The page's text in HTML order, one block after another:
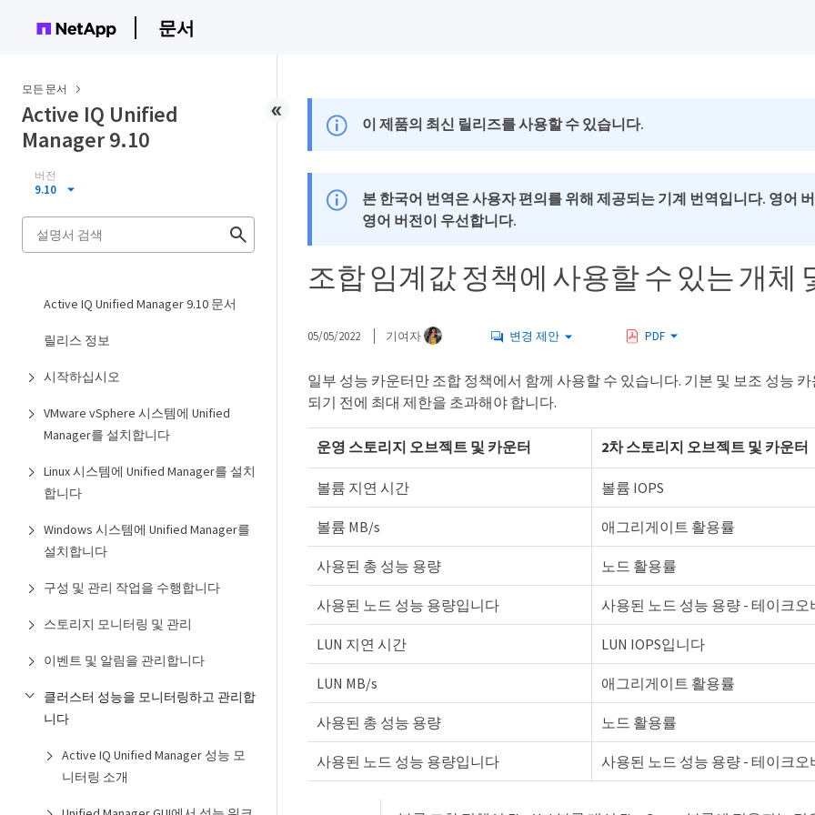
문서
모든 문서
Active IQ Unified
Manager 9.10
버전
9.10
Active IQ Unified Manager 9.10 문서
릴리스 정보
시작하십시오
VMware vSphere 시스템에 Unified
Manager를 설치합니다
Linux 시스템에 Unified Manager를 설치
합니다
Windows 시스템에 Unified Manager를
설치합니다
구성 및 관리 작업을 수행합니다
스토리지 모니터링 및 관리
이벤트 및 알림을 관리합니다
클러스터 성능을 모니터링하고 관리합
니다
Active IQ Unified Manager 성능 모
니터링 소개
이 제품의 최신 릴리즈를 사용할 수 있습니다.
본 한국어 번역은 사용자 편의를 위해 제공되는 기계 번역입니다. 영어
영어 버전이 우선합니다.
조합 임계값 정책에 사용할 수 있는 개체
05/05/2022 기여자 변경 제안 PDF
일부 성능 카운터만 조합 정책에서 함께 사용할 수 있습니다. 기본 및 보조 성능
되기 전에 최대 제한을 초과해야 합니다.
운영 스토리지 오브젝트 및 카운터 2차 스토리지 오브젝트 및 카운터
볼륨 지연 시간 볼륨 IOPS
볼륨 MB/s 애그리게이트 활용률
사용된 총 성능 용량 노드 활용률
사용된 노드 성능 용량입니다 사용된 노드 성능 용량 - 테이크오
LUN 지연 시간 LUN IOPS입니다
LUN MB/s 애그리게이트 활용률
사용된 총 성능 용량 노드 활용률
사용된 노드 성능 용량입니다 사용된 노드 성능 용량 - 테이크오